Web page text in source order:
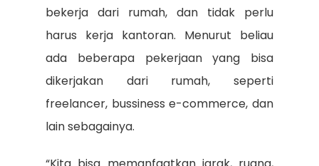
bekerja dari rumah, dan tidak perlu
harus kerja kantoran. Menurut beliau
ada beberapa pekerjaan yang bisa
dikerjakan dari rumah, seperti
freelancer, bussiness e-commerce, dan
lain sebagainya.